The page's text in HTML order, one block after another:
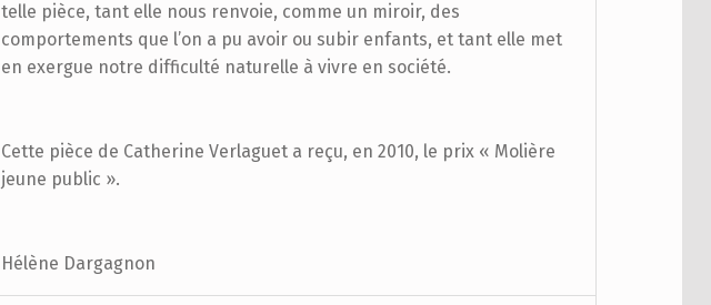
telle pièce, tant elle nous renvoie, comme un miroir, des
comportements que l’on a pu avoir ou subir enfants, et tant elle met
en exergue notre difficulté naturelle à vivre en société.
Cette pièce de Catherine Verlaguet a reçu, en 2010, le prix « Molière
jeune public ».
Hélène Dargagnon